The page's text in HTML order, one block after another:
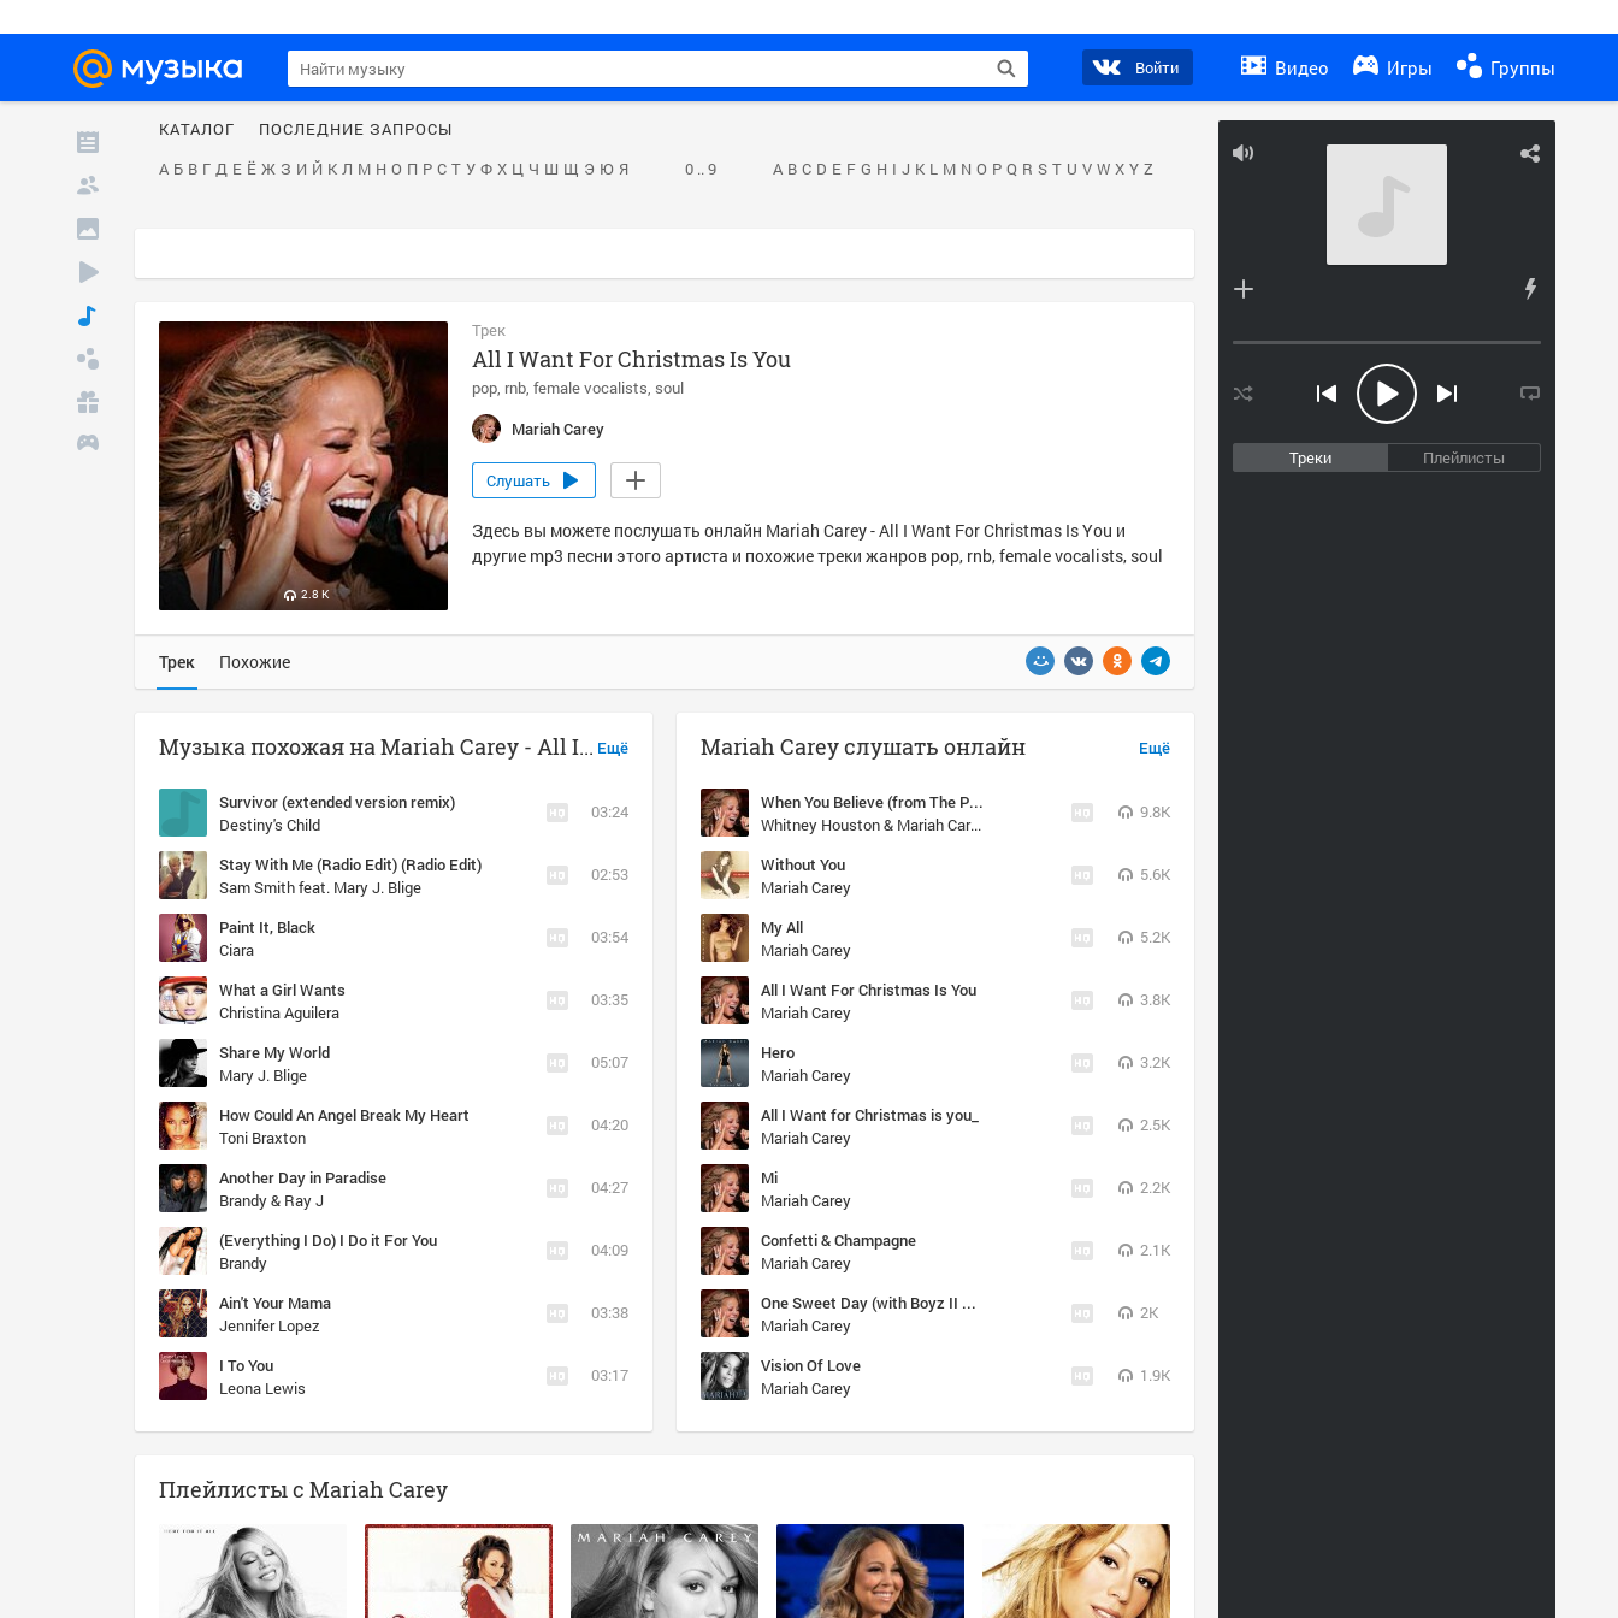
Войти Видео Игры Группы
Треки Плейлисты
КАТАЛОГ
ПОСЛЕДНИЕ ЗАПРОСЫ
А Б В Г Д Е Ё Ж З И Й К Л М Н О П Р С Т У Ф Х Ц Ч Ш Щ Э Ю Я 0 .. 9 A B C D E F G H I J K L M N O P Q R S T U V W X Y Z
2.8 K
Трек
All I Want For Christmas Is You
pop rnb female vocalists soul
Mariah Carey
Слушать
Здесь вы можете послушать онлайн Mariah Carey - All I Want For Christmas Is You и
другие mp3 песни этого артиста и похожие треки жанров pop, rnb, female vocalists, soul
Трек Похожие
Ещё
Музыка похожая на Mariah Carey - All I Want For Christmas Is You
Survivor (extended version remix)
Destiny's Child
03:24
Stay With Me (Radio Edit) (Radio Edit)
Sam Smith feat. Mary J. Blige
02:53
Paint It, Black
Ciara
03:54
What a Girl Wants
Christina Aguilera
03:35
Share My World
Mary J. Blige
05:07
How Could An Angel Break My Heart
Toni Braxton
04:20
Another Day in Paradise
Brandy & Ray J
04:27
(Everything I Do) I Do it For You
Brandy
04:09
Ain't Your Mama
Jennifer Lopez
03:38
I To You
Leona Lewis
03:17
Ещё
Mariah Carey слушать онлайн
When You Believe (from The Prince of Egypt)
Whitney Houston & Mariah Carey
9.8K
Without You
Mariah Carey
5.6K
My All
Mariah Carey
5.2K
All I Want For Christmas Is You
Mariah Carey
3.8K
Hero
Mariah Carey
3.2K
All I Want for Christmas is you_
Mariah Carey
2.5K
Mi
Mariah Carey
2.2K
Confetti & Champagne
Mariah Carey
2.1K
One Sweet Day (with Boyz II Men)
Mariah Carey
2K
Vision Of Love
Mariah Carey
1.9K
Плейлисты с Mariah Carey